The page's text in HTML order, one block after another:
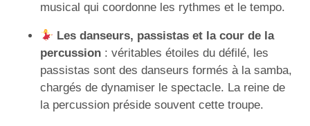
musical qui coordonne les rythmes et le tempo.
Les danseurs, passistas et la cour de la
percussion : véritables étoiles du défilé, les
passistas sont des danseurs formés à la samba,
chargés de dynamiser le spectacle. La reine de
la percussion préside souvent cette troupe.